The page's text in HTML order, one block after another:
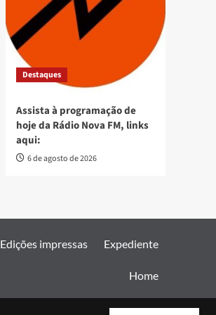
Destaques
Assista à programação de
hoje da Rádio Nova FM, links
aqui:
6 de agosto de 2026
Edições impressas Expediente
Home